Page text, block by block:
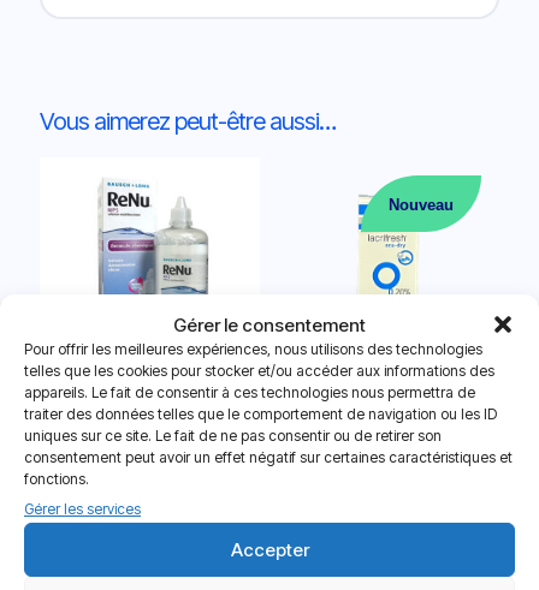
Gérer le consentement
Pour offrir les meilleures expériences, nous utilisons des technologies
telles que les cookies pour stocker et/ou accéder aux informations des
appareils. Le fait de consentir à ces technologies nous permettra de
traiter des données telles que le comportement de navigation ou les ID
uniques sur ce site. Le fait de ne pas consentir ou de retirer son
consentement peut avoir un effet négatif sur certaines caractéristiques et
fonctions.
Gérer les services
Accepter
Vous aimerez peut-être aussi…
Renu MPS – 1 flacon de 360 ml
+ 1 étui
12.80€
Nouveau
Goutte Oculaire Hydratante
Lacrifesh Ocu-Dry 0,20%